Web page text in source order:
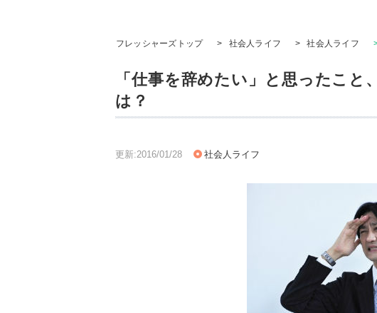
フレッシャーズトップ > 社会人ライフ > 社会人ライフ
「仕事を辞めたい」と思ったこ
は？
更新:2016/01/28 社会人ライフ